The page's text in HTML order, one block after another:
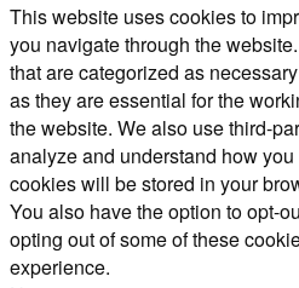
This website uses cookies to
you navigate through the
that are categorized as
as they are essential for the
the website. We also use third-
analyze and understand how
cookies will be stored in your
You also have the option to opt-
opting out of some of these
experience.